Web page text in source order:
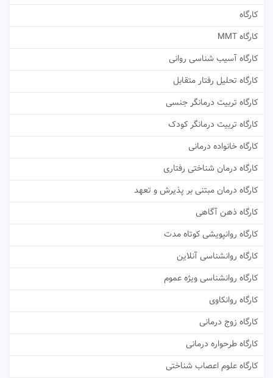
کارگاه
کارگاه MMT
کارگاه آسیب شناسی روانی
کارگاه تحلیل رفتار متقابل
کارگاه تربیت درمانگر جنسی
کارگاه تربیت درمانگر کودک
کارگاه خانواده درمانی
کارگاه درمان شناختی رفتاری
کارگاه درمان مبتنی بر پذیرش و تعهد
کارگاه ذهن آگاهی
کارگاه روانپویشی کوتاه مدت
کارگاه روانشناسی آنلاین
کارگاه روانشناسی ویژه عموم
کارگاه روانکاوی
کارگاه زوج درمانی
کارگاه طرحواره درمانی
کارگاه علوم اعصاب شناختی